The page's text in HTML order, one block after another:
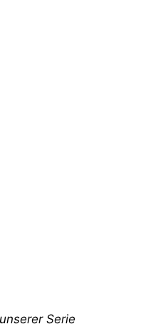
Serie